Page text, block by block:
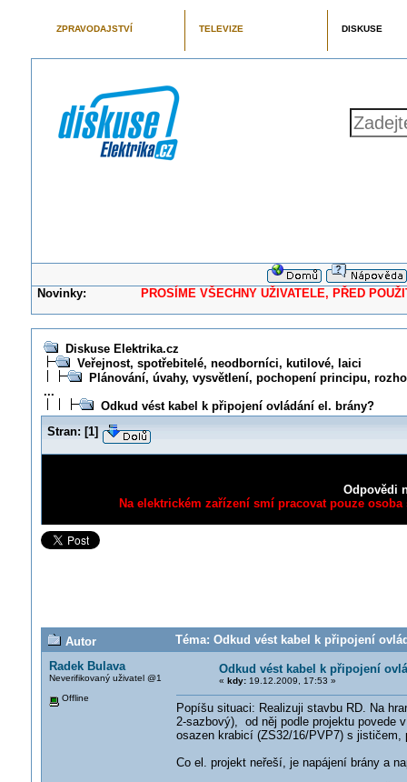
ZPRAVODAJSTVÍ TELEVIZE DISKUSE
Novinky: PROSÍME VŠECHNY UŽIVATELE, PŘED
Diskuse Elektrika.cz
Veřejnost, spotřebitelé, neodborníci, kutilové, laici
Plánování, úvahy, vysvětlení, pochopení principu,
...
Odkud vést kabel k připojení ovládání el. brány?
Stran: [1]
Odpovědi
Na elektrickém zařízení smí pracovat pouze
Autor
Téma: Odkud vést kabel k připojení
Radek Bulava
Neverifikovaný uživatel @1
Offline
Odkud vést kabel k připojení
« kdy:19.12.2009, 17:53 »
Popíšu situaci: Realizuji stavbu RD. Na
2-sazbový), od něj podle projektu povede
osazen krabicí (ZS32/16/PVP7) s
Co el. projekt neřeší, je napájení brány a